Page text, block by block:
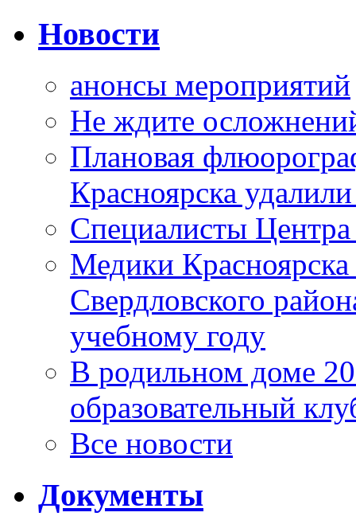
Новости
анонсы мероприятий
Не ждите
Плановая
Красноярска
Специалисты
Медики
Свердловского
учебному году
В родильном доме
образовательный
Все новости
Документы